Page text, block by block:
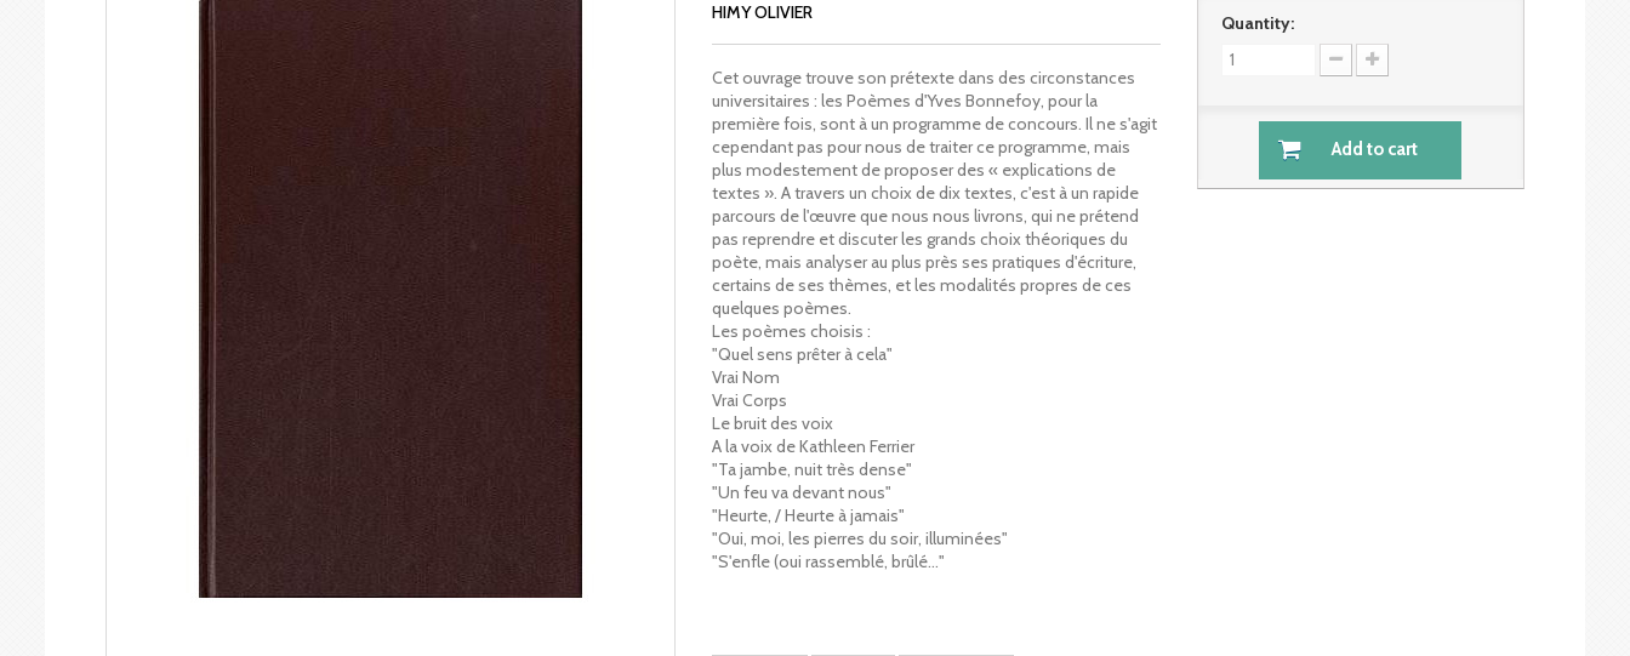
HIMY OLIVIER
Cet ouvrage trouve son prétexte dans des circonstances
universitaires : les Poèmes d'Yves Bonnefoy, pour la
première fois, sont à un programme de concours. Il ne s'agit
cependant pas pour nous de traiter ce programme, mais
plus modestement de proposer des « explications de
textes ». A travers un choix de dix textes, c'est à un rapide
parcours de l'œuvre que nous nous livrons, qui ne prétend
pas reprendre et discuter les grands choix théoriques du
poète, mais analyser au plus près ses pratiques d'écriture,
certains de ses thèmes, et les modalités propres de ces
quelques poèmes.
Les poèmes choisis :
"Quel sens prêter à cela"
Vrai Nom
Vrai Corps
Le bruit des voix
A la voix de Kathleen Ferrier
"Ta jambe, nuit très dense"
"Un feu va devant nous"
"Heurte, / Heurte à jamais"
"Oui, moi, les pierres du soir, illuminées"
"S'enfle (oui rassemblé, brûlé…"
Quantity:
Add to cart